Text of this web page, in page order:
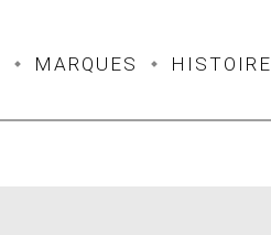
MARQUES HISTOIRE